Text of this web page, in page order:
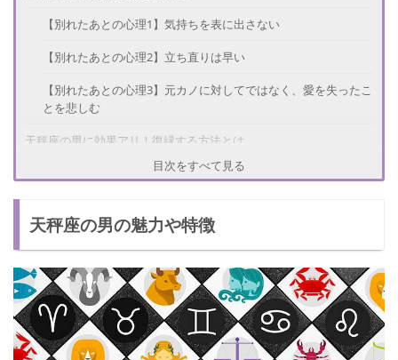
【別れたあとの心理1】気持ちを表に出さない
【別れたあとの心理2】立ち直りは早い
【別れたあとの心理3】元カノに対してではなく、愛を失ったこ
とを悲しむ
天秤座の男に効果アリ！復縁する方法とは
【復縁する方法1】魅力的な姿を見せる
【復縁する方法3】冷却期間は2ヶ月
天秤座の男と復縁する際の注意点
天秤座の特徴を理解しよう！
目次をすべて見る
天秤座の男の魅力や特徴